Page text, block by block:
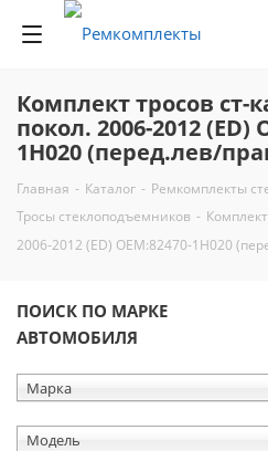
Комплект тросов ст-
покол. 2006-2012 (ED)
1H020 (перед.лев/
Главная - Каталог - Ремкомплекты
Тросы стеклоподъемников -
2006-2012 (ED) ОЕМ:82470-1H020
ПОИСК ПО МАРКЕ
АВТОМОБИЛЯ
Марка
Модель